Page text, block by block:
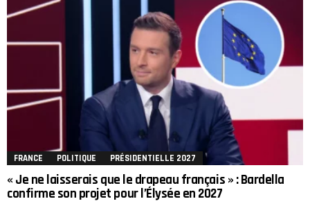
FRANCE POLITIQUE PRÉSIDENTIELLE 2027
« Je ne laisserais que le drapeau français » : Bardella
confirme son projet pour l’Élysée en 2027